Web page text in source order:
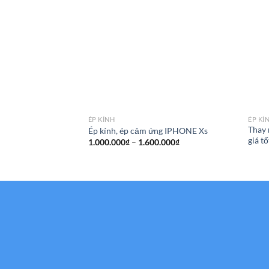
ÉP KÍNH
Ép kính, ép cảm ứng IPHONE Xs
1.000.000₫ – 1.600.000₫Khoảng
1.600.000₫
ÉP
Thay
giá